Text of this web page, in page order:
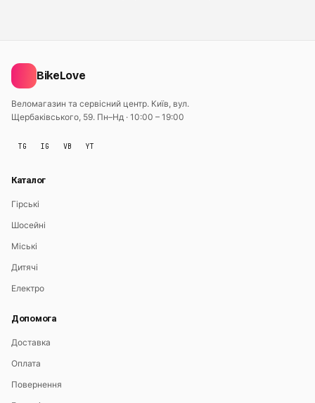
BikeLove
Веломагазин та сервісний центр. Київ, вул.
Щербаківського, 59. Пн–Нд · 10:00 – 19:00
TG IG VB YT
Каталог
Гірські
Шосейні
Міські
Дитячі
Електро
Допомога
Доставка
Оплата
Повернення